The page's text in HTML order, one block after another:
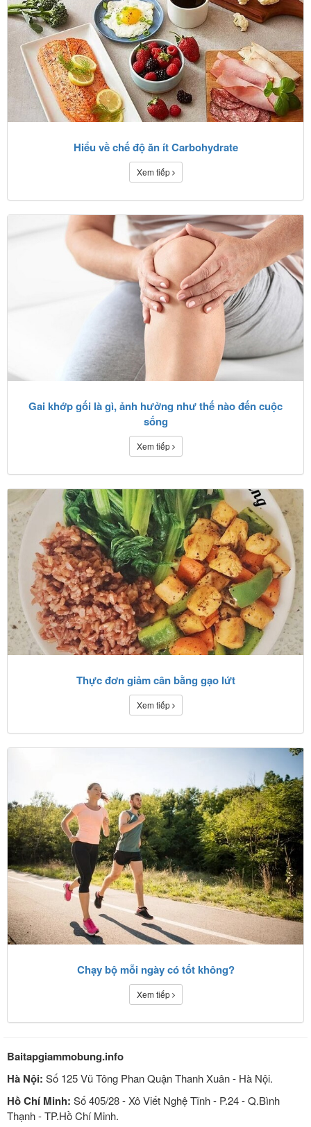
Hiểu về chế độ ăn ít Carbohydrate
Xem tiếp
Gai khớp gối là gì, ảnh hưởng như thế nào đến cuộc
sống
Xem tiếp
Thực đơn giảm cân bằng gạo lứt
Xem tiếp
Chạy bộ mỗi ngày có tốt không?
Xem tiếp
Baitapgiammobung.info
Hà Nội: Số 125 Vũ Tông Phan Quận Thanh Xuân - Hà Nội.
Hồ Chí Minh: Số 405/28 - Xô Viết Nghệ Tĩnh - P.24 - Q.Bình
Thạnh - TP.Hồ Chí Minh.